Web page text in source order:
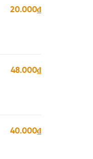
20.000₫
48.000₫
40.000₫